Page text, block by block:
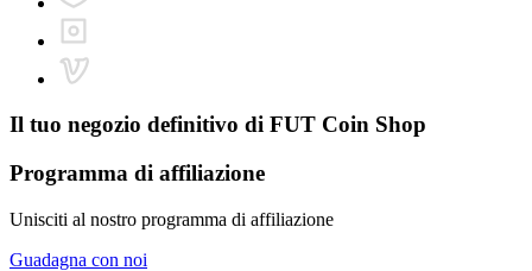
Il tuo negozio definitivo di FUT Coin Shop
Programma di affiliazione
Unisciti al nostro programma di affiliazione
Guadagna con noi